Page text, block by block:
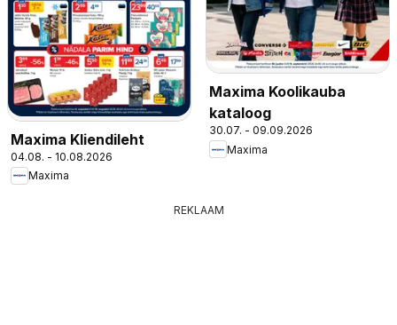
Maxima Kliendileht
04.08. - 10.08.2026
Maxima
Maxima Koolikauba
kataloog
30.07. - 09.09.2026
Maxima
REKLAAM